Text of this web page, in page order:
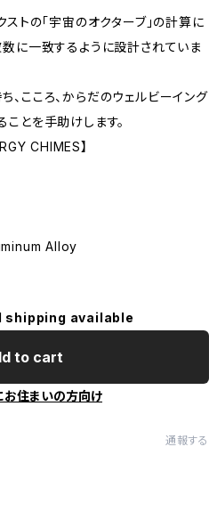
ストの「宇宙のオクターブ」の計算に
に一致するように設計されていま
こころ、からだのウェルビーイング
とを手助けします。
CHIMES】
Alloy
available
to cart
お住まいの方向け
通報する